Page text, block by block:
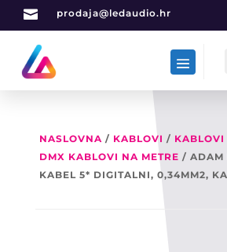
 prodaja@ledaudio.hr
NASLOVNA/ KABLOVI / KABLOVI
DMX KABLOVI NA METRE / ADAM
KABEL 5* DIGITALNI, 0,34MM2,